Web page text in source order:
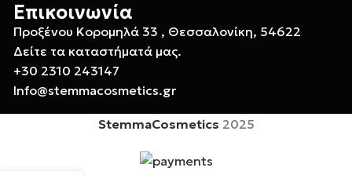
Επικοινωνία
Προξένου Κορομηλά 33 , Θεσσαλονίκη, 54622
Δείτε τα καταστήματά μας.
+30 2310 243147
Info@stemmacosmetics.gr
StemmaCosmetics 2025